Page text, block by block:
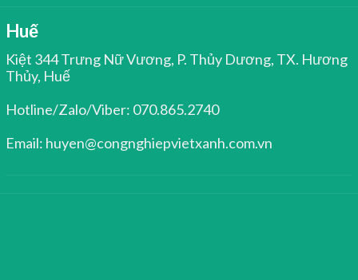
Huế
Kiệt 344 Trưng Nữ Vương, P. Thủy Dương, TX. Hương
Thủy, Huế
Hotline/Zalo/Viber: 070.865.2740
Email: huyen@congnghiepvietxanh.com.vn